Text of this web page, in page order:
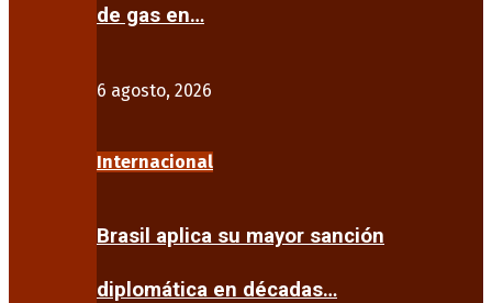
de gas en…
6 agosto, 2026
Internacional
Brasil aplica su mayor sanción
diplomática en décadas…